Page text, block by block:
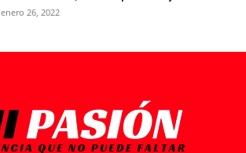
enero 26, 2022